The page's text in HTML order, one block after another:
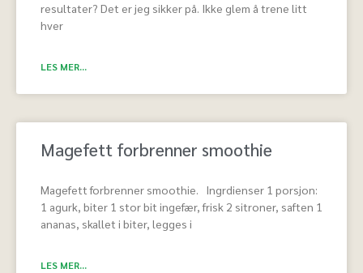
resultater? Det er jeg sikker på. Ikke glem å trene litt
hver
LES MER...
Magefett forbrenner smoothie
Magefett forbrenner smoothie. Ingrdienser 1 porsjon:
1 agurk, biter 1 stor bit ingefær, frisk 2 sitroner, saften 1
ananas, skallet i biter, legges i
LES MER...